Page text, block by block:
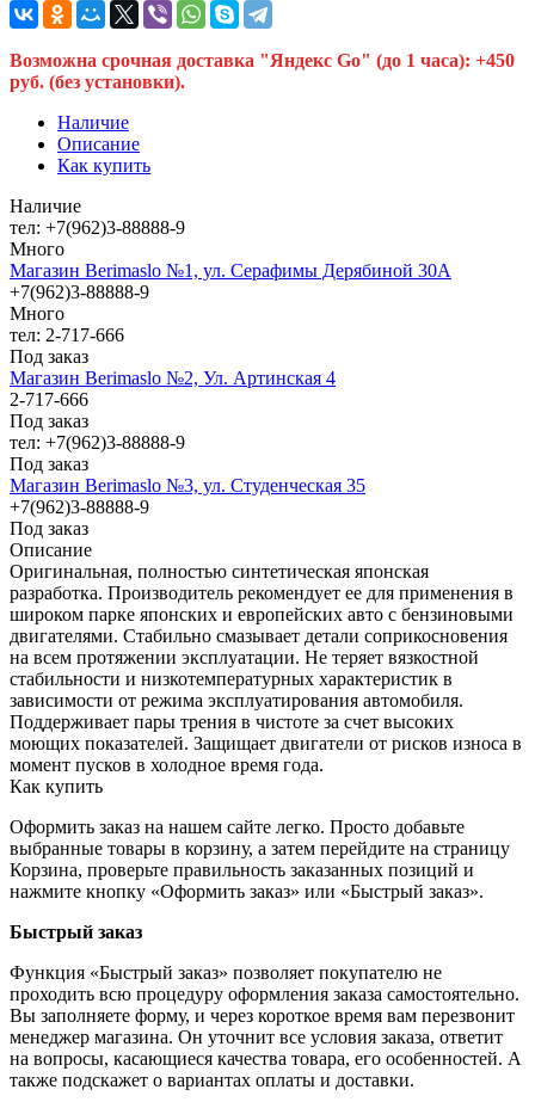
Возможна срочная доставка "Яндекс Go" (до 1 часа): +450
руб. (без установки).
Наличие
Описание
Как купить
Наличие
тел: +7(962)3-88888-9
Много
Магазин Berimaslo №1, ул. Серафимы Дерябиной 30А
+7(962)3-88888-9
Много
тел: 2-717-666
Под заказ
Магазин Berimaslo №2, Ул. Артинская 4
2-717-666
Под заказ
тел: +7(962)3-88888-9
Под заказ
Магазин Berimaslo №3, ул. Студенческая 35
+7(962)3-88888-9
Под заказ
Описание
Оригинальная, полностью синтетическая японская
разработка. Производитель рекомендует ее для применения в
широком парке японских и европейских авто с бензиновыми
двигателями. Стабильно смазывает детали соприкосновения
на всем протяжении эксплуатации. Не теряет вязкостной
стабильности и низкотемпературных характеристик в
зависимости от режима эксплуатирования автомобиля.
Поддерживает пары трения в чистоте за счет высоких
моющих показателей. Защищает двигатели от рисков износа в
момент пусков в холодное время года.
Как купить
Оформить заказ на нашем сайте легко. Просто добавьте
выбранные товары в корзину, а затем перейдите на страницу
Корзина, проверьте правильность заказанных позиций и
нажмите кнопку «Оформить заказ» или «Быстрый заказ».
Быстрый заказ
Функция «Быстрый заказ» позволяет покупателю не
проходить всю процедуру оформления заказа самостоятельно.
Вы заполняете форму, и через короткое время вам перезвонит
менеджер магазина. Он уточнит все условия заказа, ответит
на вопросы, касающиеся качества товара, его особенностей. А
также подскажет о вариантах оплаты и доставки.